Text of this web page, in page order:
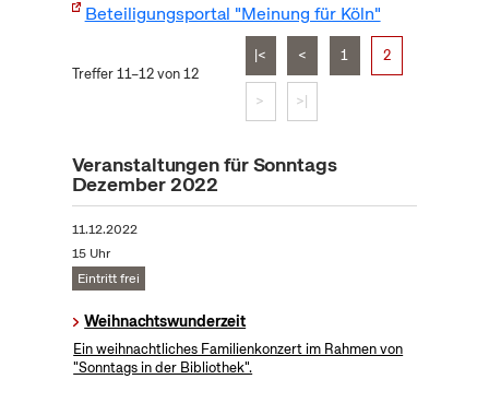
Beteiligungsportal "Meinung für Köln"
Treffer 11–12 von 12
|< < 1 2
> >|
Veranstaltungen für Sonntags
Dezember 2022
11.12.2022
15 Uhr
Eintritt frei
Weihnachtswunderzeit
Ein weihnachtliches Familienkonzert im Rahmen von
"Sonntags in der Bibliothek".